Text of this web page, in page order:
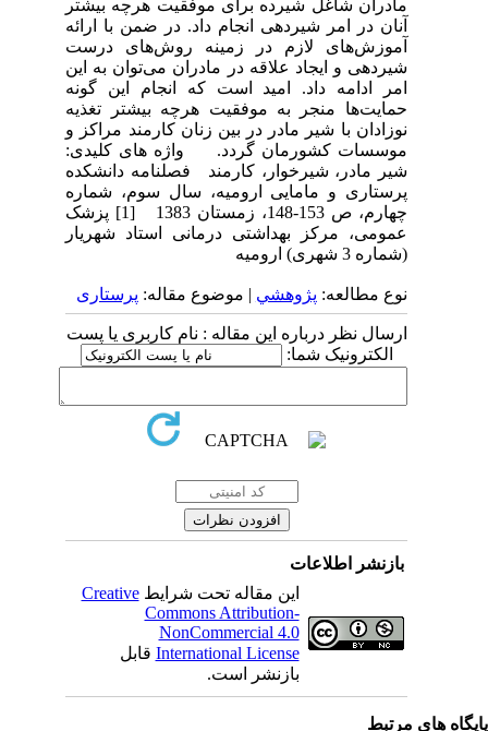
مادران شاغل شیرده برای موفقیت هرچه بیشتر
آنان در امر شیردهی انجام داد. در ضمن با ارائه
آموزش‌های لازم در زمینه روش‌های درست
شیردهی و ایجاد علاقه در مادران می‌توان به این
امر ادامه داد. امید است که انجام این گونه
حمایت‌ها منجر به موفقیت هرچه بیشتر تغذیه
نوزادان با شیر مادر در بین زنان کارمند مراکز و
موسسات کشورمان گردد. واژه های کلیدی:
شیر مادر، شیرخوار، کارمند فصلنامه دانشکده
پرستاری و مامایی ارومیه، سال سوم، شماره
چهارم، ص 153-148، زمستان 1383 [1] پزشک
عمومی، مرکز بهداشتی درمانی استاد شهریار
(شماره 3 شهری) ارومیه
نوع مطالعه:پژوهشي| موضوع مقاله:پرستاری
ارسال نظر درباره این مقاله : نام کاربری یا پست
الکترونیک شما:
بازنشر اطلاعات
این مقاله تحت شرایطCreative
Commons Attribution-
NonCommercial 4.0
International Licenseقابل
بازنشر است.
های مرتبط